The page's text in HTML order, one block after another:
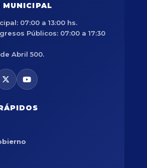
07:00 a 13:00 hs.
Públicos: 07:00 a 17:30
Abril 500.